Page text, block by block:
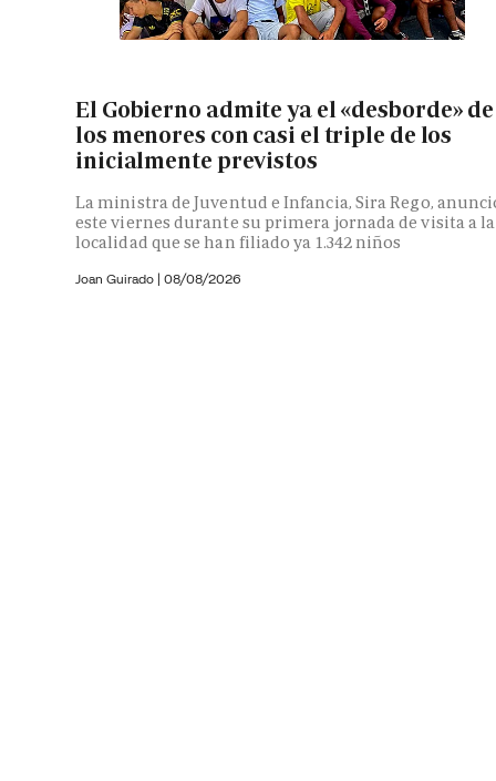
El Gobierno admite ya el «desborde» de
los menores con casi el triple de los
inicialmente previstos
La ministra de Juventud e Infancia, Sira Rego,
este viernes durante su primera jornada de visita a la
localidad que se han filiado ya 1.342 niños
Joan Guirado | 08/08/2026